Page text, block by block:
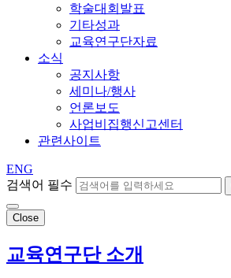
학술대회발표
기타성과
교육연구단자료
소식
공지사항
세미나/행사
언론보도
사업비집행신고센터
관련사이트
ENG
검색어 필수
Close
교육연구단 소개